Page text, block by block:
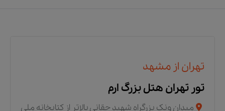
تهران از مشهد
تور تهران هتل بزرگ ارم
میدان ونک بزرگراه شهید حقانی بالاتر از کتابخانه ملی